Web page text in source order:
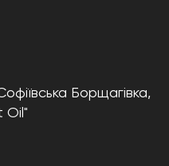
Борщагівка,
Oil"